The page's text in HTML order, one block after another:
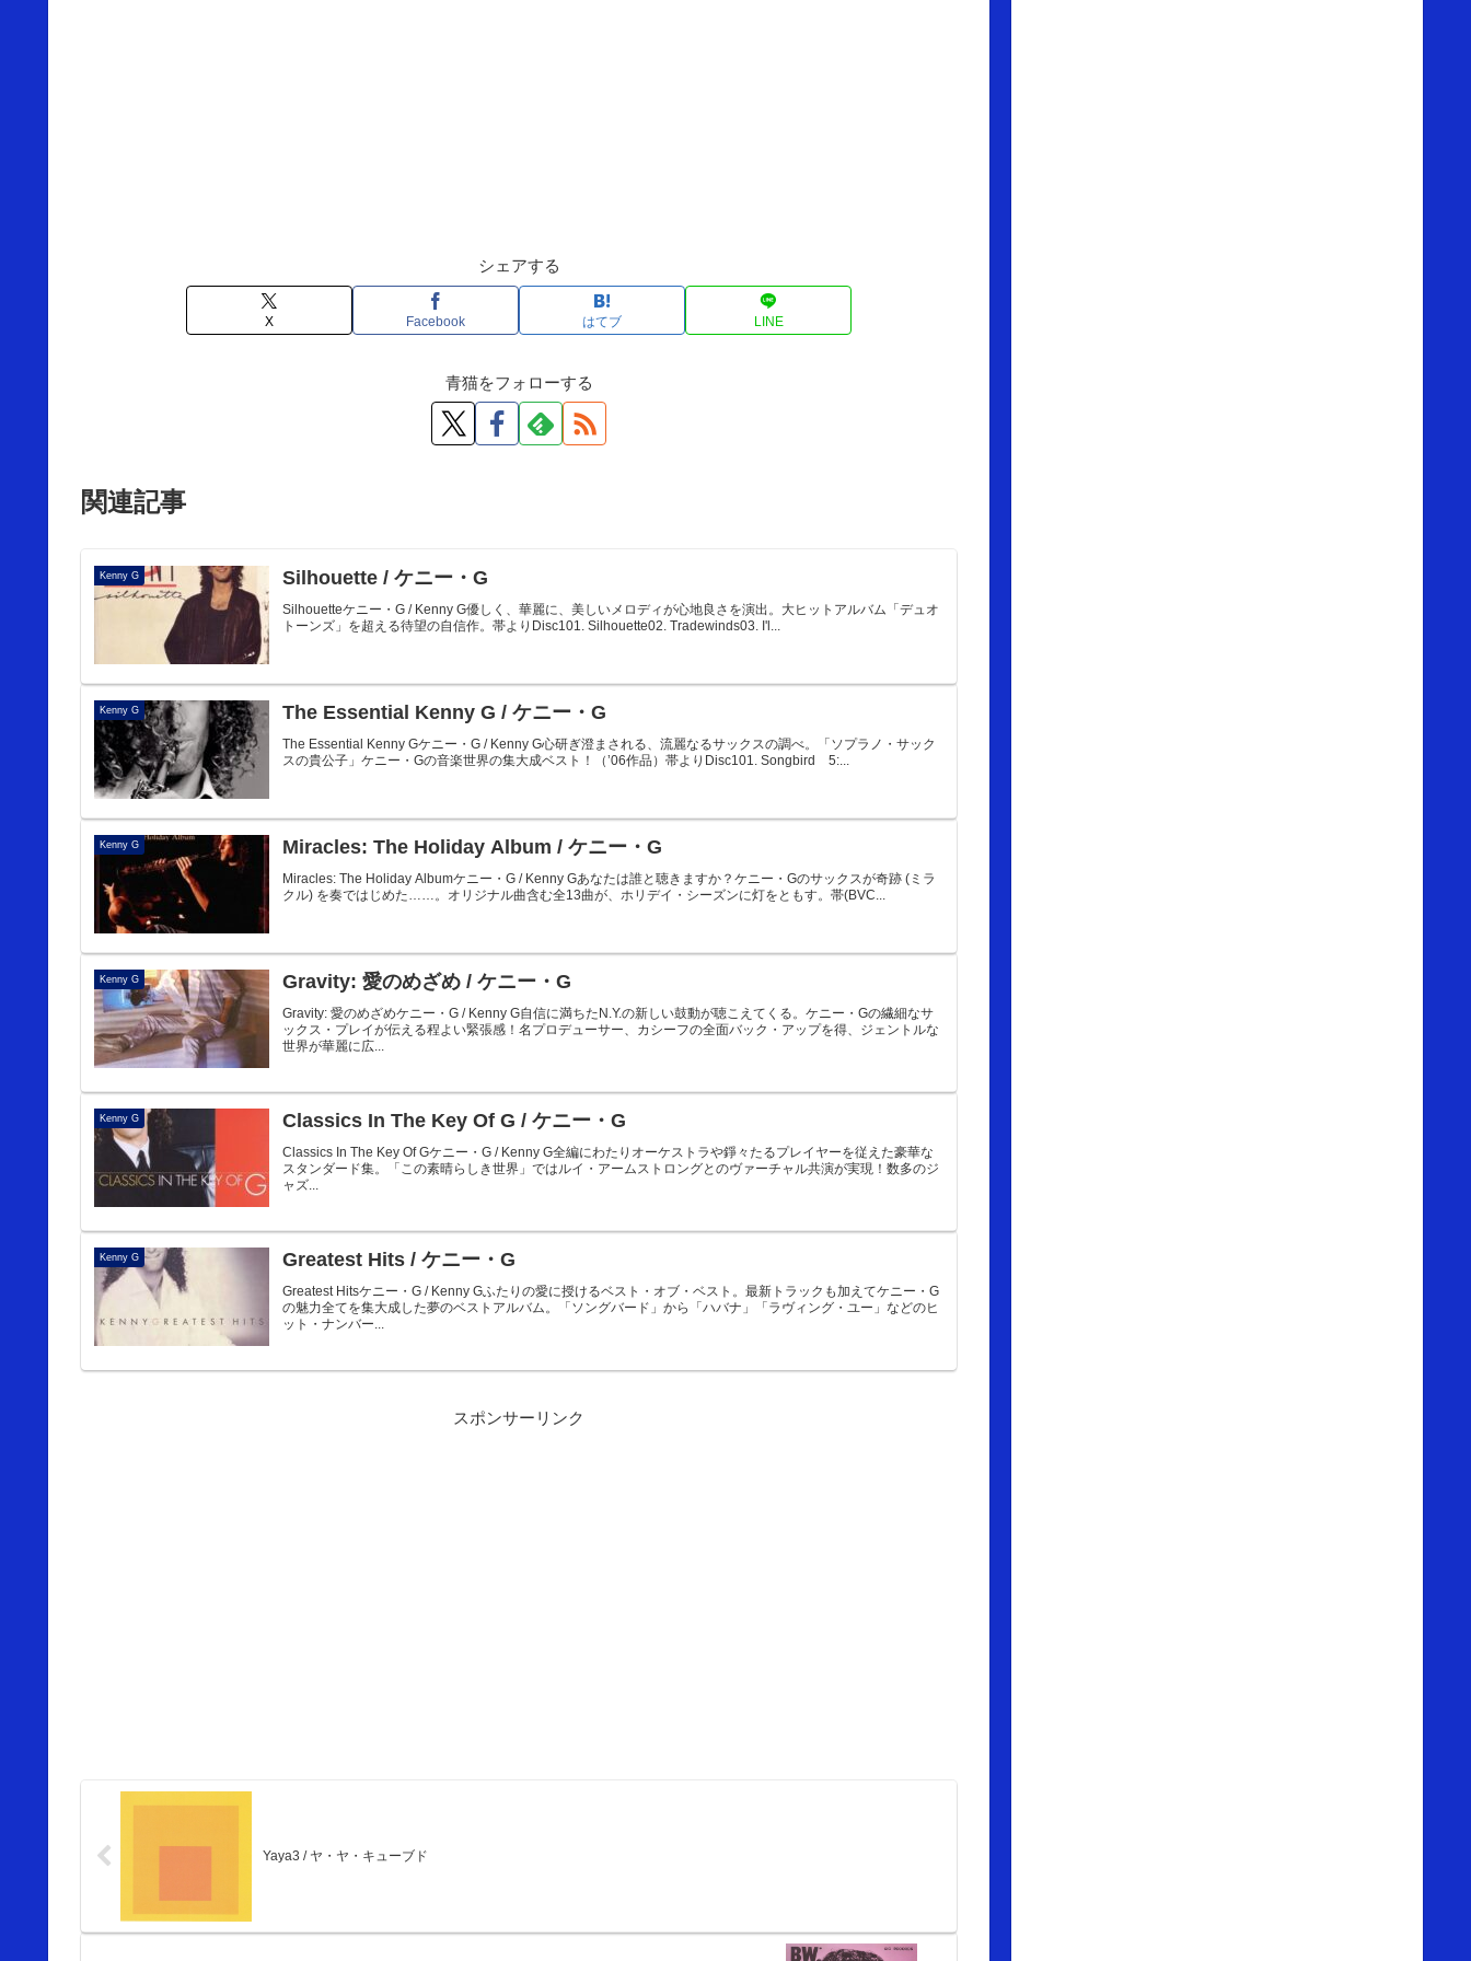
シェアする
X Facebook はてブ LINE
青猫をフォローする
関連記事
Kenny G Silhouette / ケニー・G
Silhouetteケニー・G / Kenny G優しく、華麗に、美しいメロディが心地良さを演出。大ヒットアルバム「デュオ
トーンズ」を超える待望の自信作。帯よりDisc101. Silhouette02. Tradewinds03. I'l...
Kenny G The Essential Kenny G / ケニー・G
The Essential Kenny Gケニー・G / Kenny G心研ぎ澄まされる、流麗なるサックスの調べ。「ソプラノ・サック
スの貴公子」ケニー・Gの音楽世界の集大成ベスト！（’06作品）帯よりDisc101. Songbird 5:...
Kenny G Miracles: The Holiday Album / ケニー・G
Miracles: The Holiday Albumケニー・G / Kenny Gあなたは誰と聴きますか？ケニー・Gのサックスが奇跡 (ミラ
クル) を奏ではじめた……。オリジナル曲含む全13曲が、ホリデイ・シーズンに灯をともす。帯(BVC...
Kenny G Gravity: 愛のめざめ / ケニー・G
Gravity: 愛のめざめケニー・G / Kenny G自信に満ちたN.Y.の新しい鼓動が聴こえてくる。ケニー・Gの繊細なサ
ックス・プレイが伝える程よい緊張感！名プロデューサー、カシーフの全面バック・アップを得、ジェントルな
世界が華麗に広...
Kenny G Classics In The Key Of G / ケニー・G
Classics In The Key Of Gケニー・G / Kenny G全編にわたりオーケストラや錚々たるプレイヤーを従えた豪華な
スタンダード集。「この素晴らしき世界」ではルイ・アームストロングとのヴァーチャル共演が実現！数多のジ
ャズ...
Kenny G Greatest Hits / ケニー・G
Greatest Hitsケニー・G / Kenny Gふたりの愛に授けるベスト・オブ・ベスト。最新トラックも加えてケニー・G
の魅力全てを集大成した夢のベストアルバム。「ソングバード」から「ハバナ」「ラヴィング・ユー」などのヒ
ット・ナンバー...
スポンサーリンク
Yaya3 / ヤ・ヤ・キューブド